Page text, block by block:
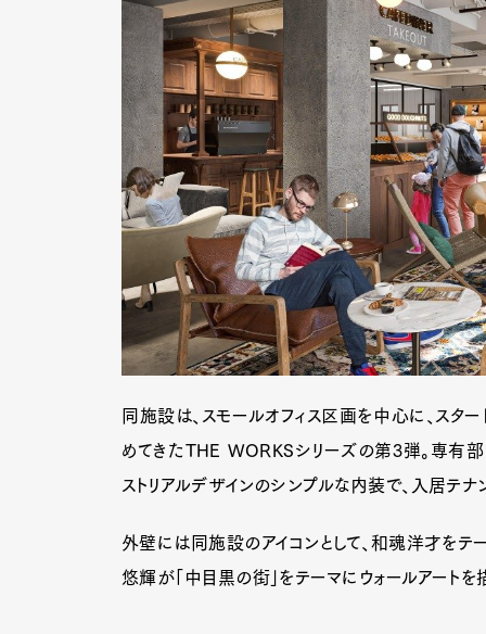
Pen
Pen
同施設は、スモールオフィス区画を中心に、スタ
めてきたTHE WORKSシリーズの第3弾。専有
ストリアルデザインのシンプルな内装で、入居テ
外壁には同施設のアイコンとして、和魂洋才を
悠輝が「中目黒の街」をテーマにウォールアートを